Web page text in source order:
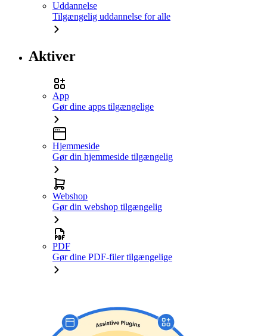
Uddannelse
Tilgængelig uddannelse for alle
Aktiver
App
Gør dine apps tilgængelige
Hjemmeside
Gør din hjemmeside tilgængelig
Webshop
Gør din webshop tilgængelig
PDF
Gør dine PDF-filer tilgængelige